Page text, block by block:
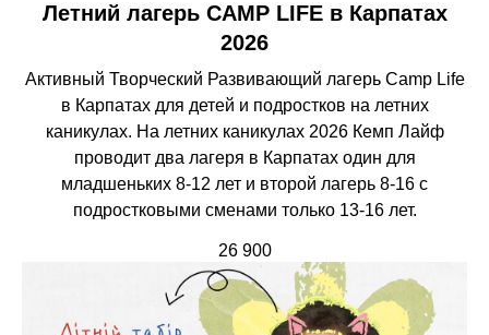
Летний лагерь CAMP LIFE в Карпатах
2026
Активный Творческий Развивающий лагерь Camp Life
в Карпатах для детей и подростков на летних
каникулах. На летних каникулах 2026 Кемп Лайф
проводит два лагеря в Карпатах один для
младшеньких 8-12 лет и второй лагерь 8-16 с
подростковыми сменами только 13-16 лет.
26 900